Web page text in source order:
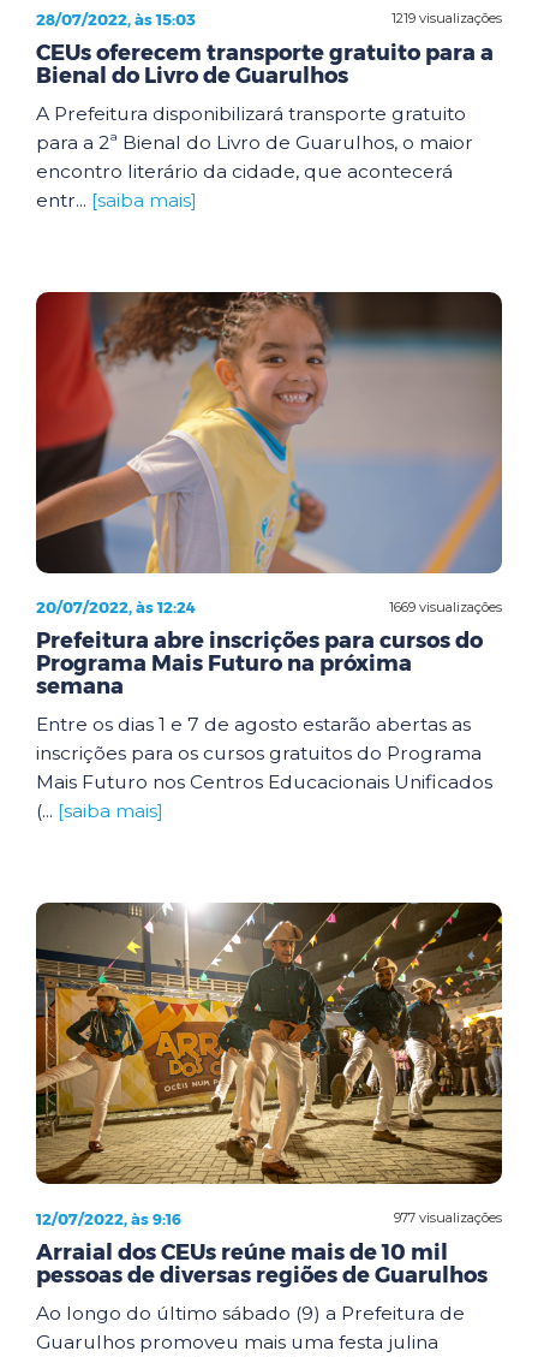
1219 visualizações
28/07/2022, às 15:03
CEUs oferecem transporte gratuito para a
Bienal do Livro de Guarulhos
A Prefeitura disponibilizará transporte gratuito
para a 2ª Bienal do Livro de Guarulhos, o maior
encontro literário da cidade, que acontecerá
entr... [saiba mais]
1669 visualizações
20/07/2022, às 12:24
Prefeitura abre inscrições para cursos do
Programa Mais Futuro na próxima
semana
Entre os dias 1 e 7 de agosto estarão abertas as
inscrições para os cursos gratuitos do Programa
Mais Futuro nos Centros Educacionais Unificados
(... [saiba mais]
977 visualizações
12/07/2022, às 9:16
Arraial dos CEUs reúne mais de 10 mil
pessoas de diversas regiões de Guarulhos
Ao longo do último sábado (9) a Prefeitura de
Guarulhos promoveu mais uma festa julina